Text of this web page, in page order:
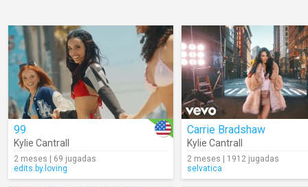
99
Kylie Cantrall
2 meses | 69 jugadas
edits.by.loving
Carrie Bradshaw
Kylie Cantrall
2 meses | 1912 jugadas
selvatica